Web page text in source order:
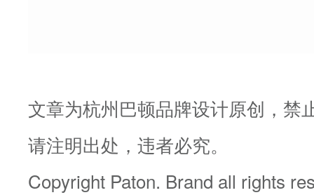
文章为杭州巴顿品牌设计原创，禁
请注明出处，违者必究。
Copyright Paton. Brand all rights